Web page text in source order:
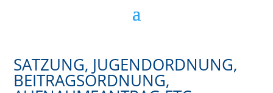
SATZUNG, JUGENDORDNUNG,
BEITRAGSORDNUNG,